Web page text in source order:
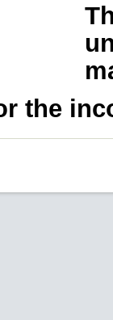
the